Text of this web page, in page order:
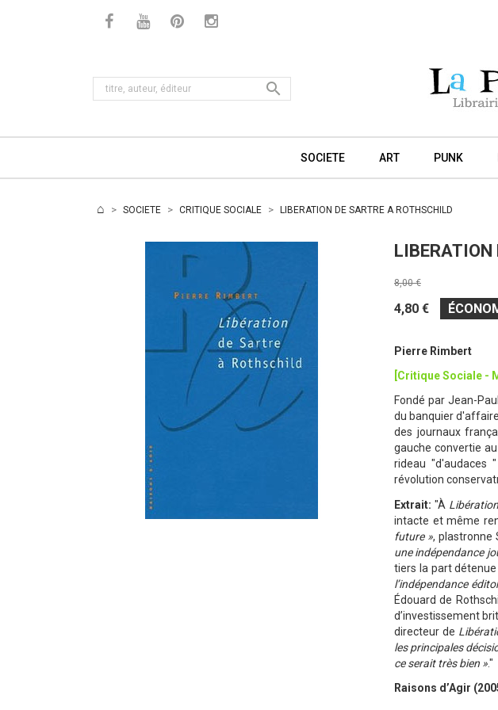

SOCIETE ART PUNK
SOCIETE CRITIQUE SOCIALE LIBERATION DE SARTRE A ROTHSCHILD
LIBERATION
8,00 €
4,80 €
Pierre Rimbert
[Critique Sociale -
Fondé par Jean-
du banquier
des journaux
gauche convertie
rideau "d'audaces
révolution
Extrait: "À Libération
intacte et même
future », plastronne
une indépendance
tiers la part
l’indépendance
Édouard de
d’investissement
directeur de
les principales
ce serait très bien»."
Raisons d’Agir